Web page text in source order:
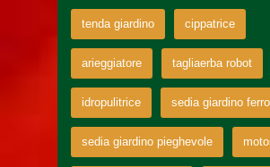
tenda giardino cippatrice
arieggiatore tagliaerba robot
idropulitrice sedia giardino ferro
sedia giardino pieghevole